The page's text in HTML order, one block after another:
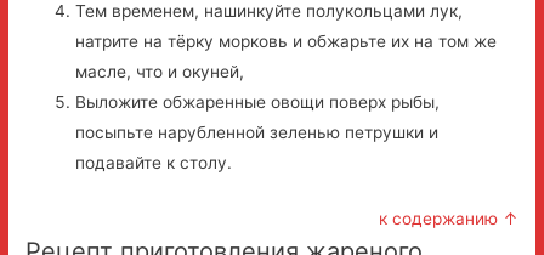
Тем временем, нашинкуйте полукольцами лук,
натрите на тёрку морковь и обжарьте их на том же
масле, что и окуней,
Выложите обжаренные овощи поверх рыбы,
посыпьте нарубленной зеленью петрушки и
подавайте к столу.
к содержанию ↑